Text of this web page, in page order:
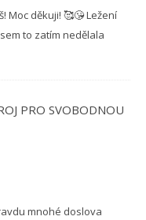
Moc děkuji! 🥰😘 Ležení
to zatím nedělala
PRO SVOBODNOU
mnohé doslova